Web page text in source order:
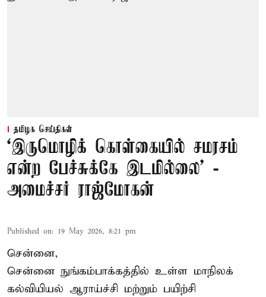
தமிழக செய்திகள்
‘இருமொழிக் கொள்கையில் சமரசம்
என்ற பேச்சுக்கே இடமில்லை’ -
அமைச்சர் ராஜ்மோகன்
Published on: 19 May 2026, 8:21 pm
சென்னை,
சென்னை நுங்கம்பாக்கத்தில் உள்ள மாநிலக்
கல்வியியல் ஆராய்ச்சி மற்றும் பயிற்சி